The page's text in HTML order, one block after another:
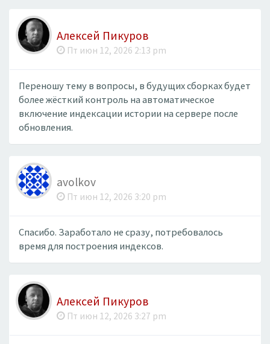
Алексей Пикуров
Пт июн 12, 2026 2:13 pm
Переношу тему в вопросы, в будущих сборках будет
более жёсткий контроль на автоматическое
включение индексации истории на сервере после
обновления.
avolkov
Пт июн 12, 2026 3:20 pm
Спасибо. Заработало не сразу, потребовалось
время для построения индексов.
Алексей Пикуров
Пт июн 12, 2026 3:27 pm